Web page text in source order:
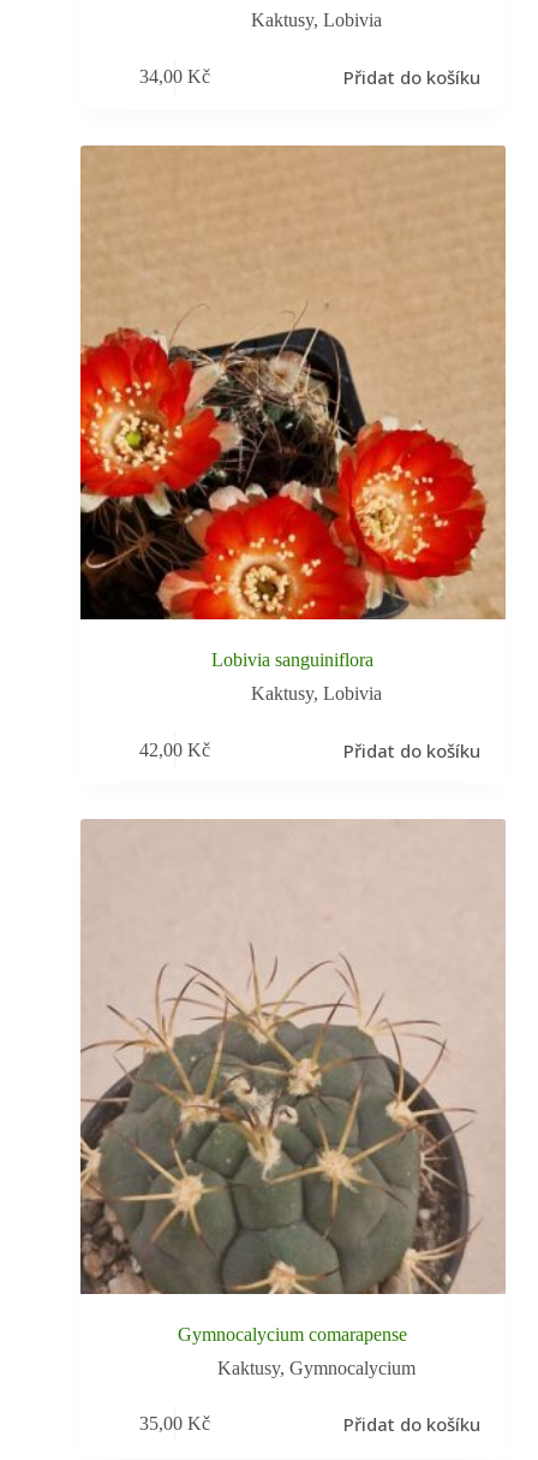
Kaktusy,Lobivia
34,00 Kč Přidat do košíku
Lobivia sanguiniflora
Kaktusy,Lobivia
42,00 Kč Přidat do košíku
Gymnocalycium comarapense
Kaktusy,Gymnocalycium
35,00 Kč Přidat do košíku